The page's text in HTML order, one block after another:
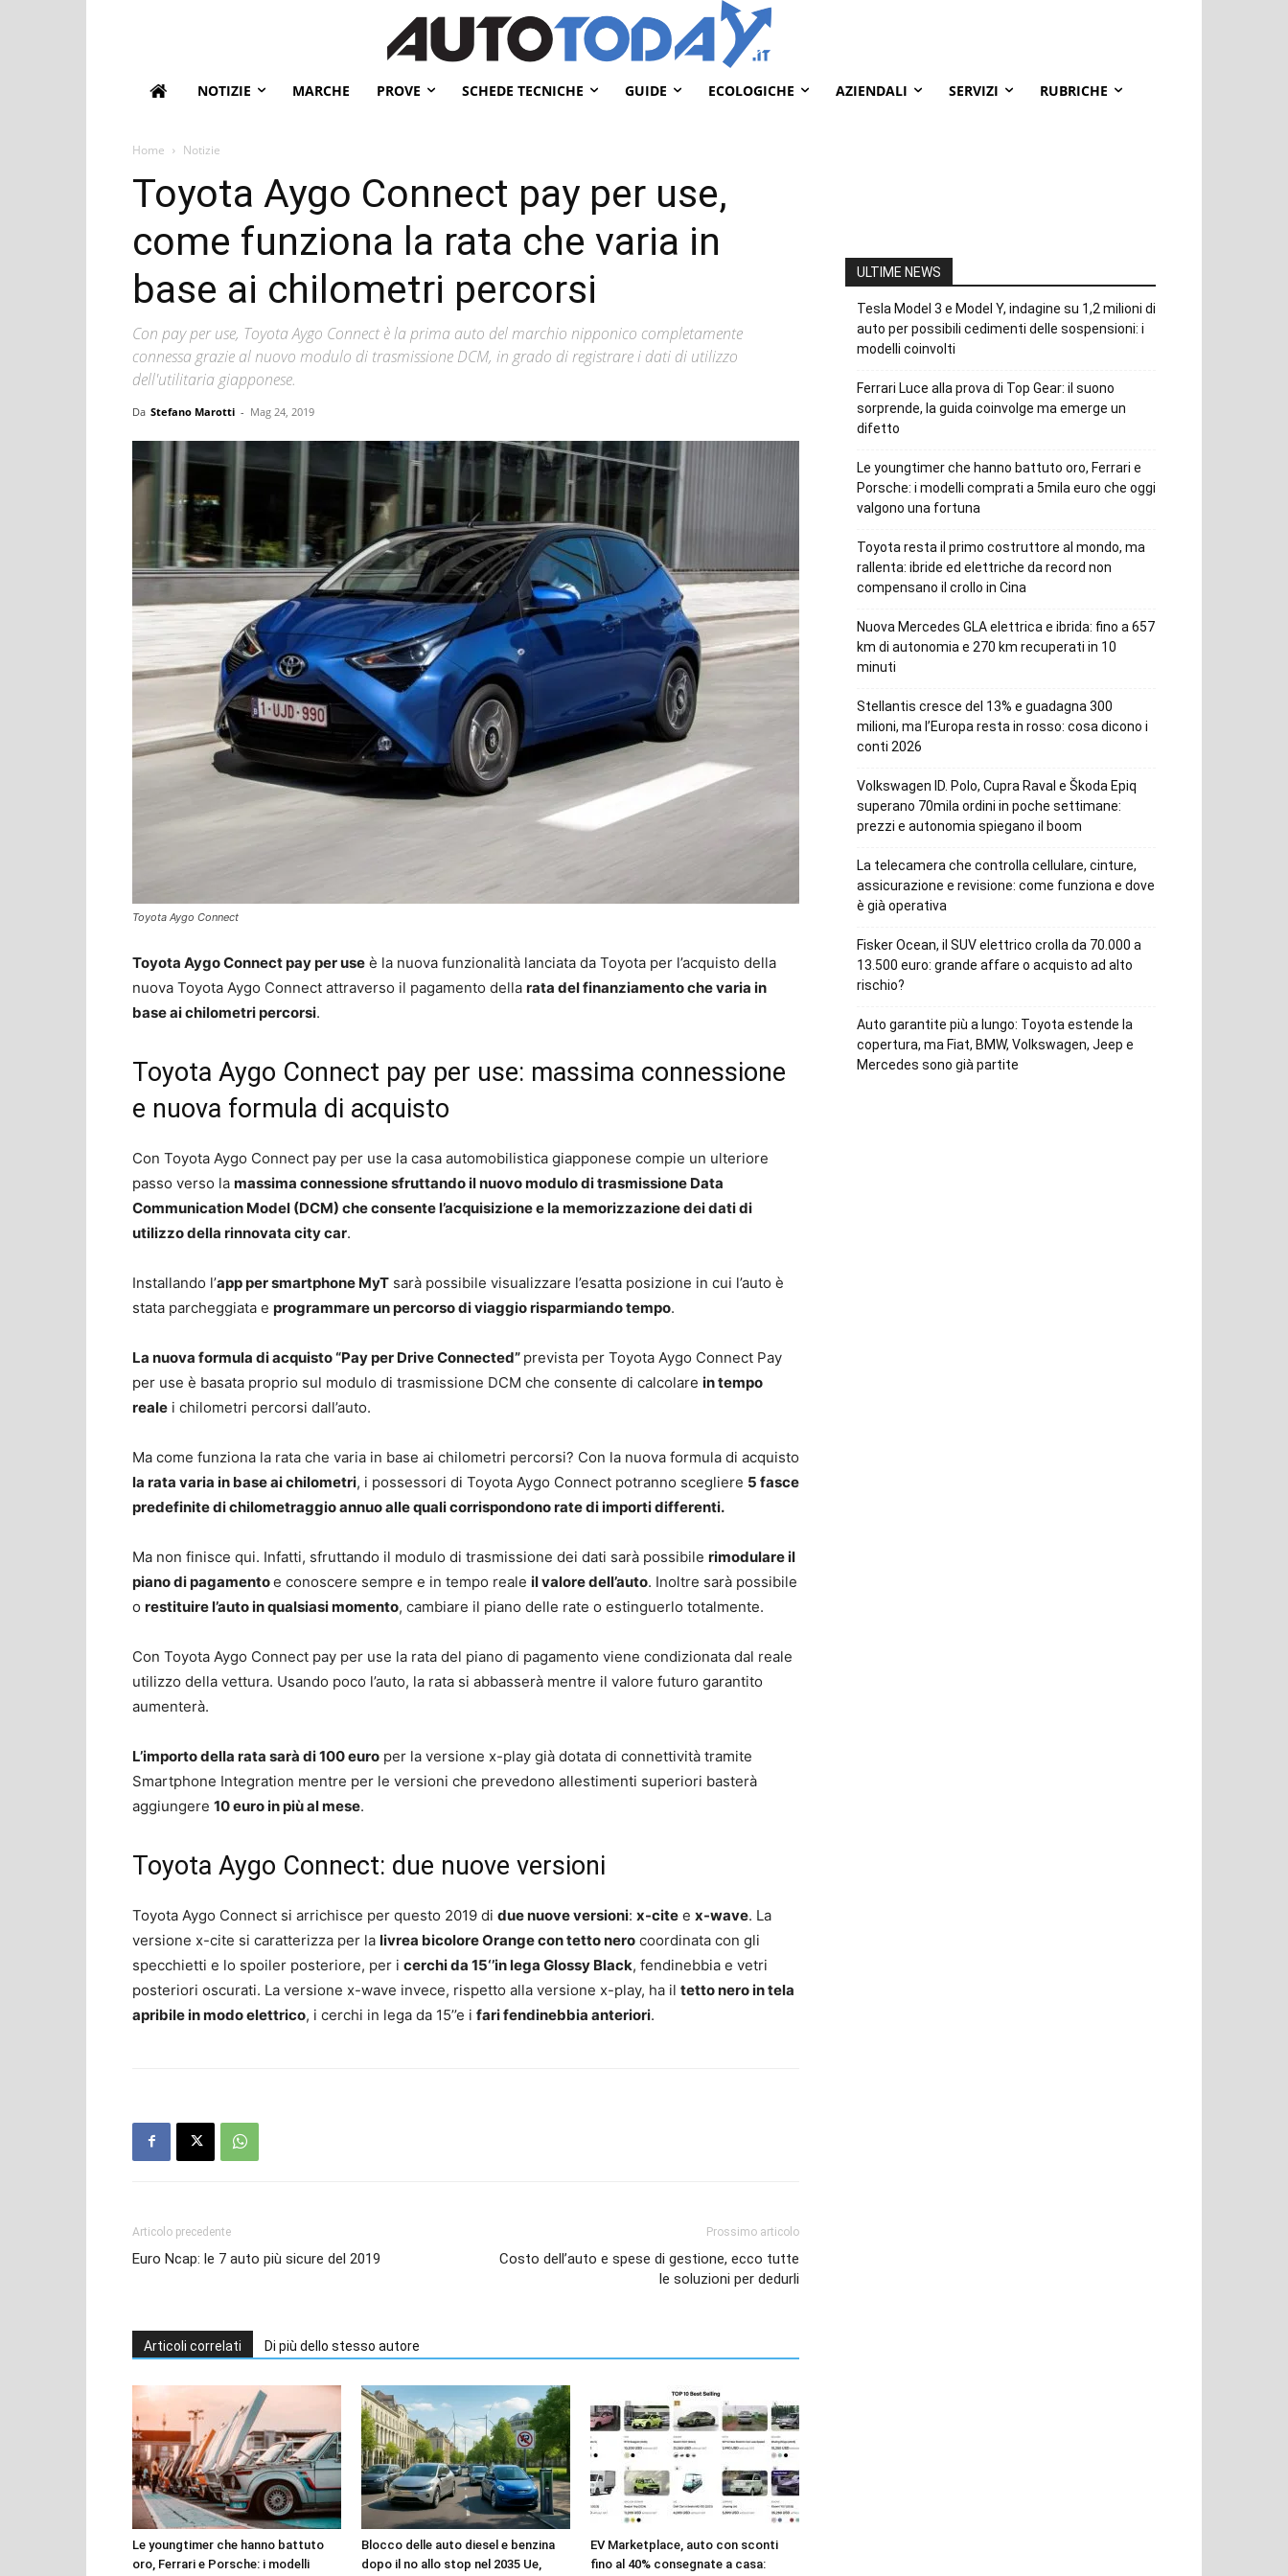
NOTIZIE MARCHE PROVE SCHEDE TECNICHE GUIDE ECOLOGICHE AZIENDALI SERVIZI RUBRICHE
Home Notizie
Toyota Aygo Connect pay per use,
come funziona la rata che varia in
base ai chilometri percorsi
Con pay per use, Toyota Aygo Connect è la prima auto del marchio nipponico completamente
connessa grazie al nuovo modulo di trasmissione DCM, in grado di registrare i dati di utilizzo
dell'utilitaria giapponese.
Da Stefano Marotti - Mag 24, 2019
Toyota Aygo Connect
Toyota Aygo Connect pay per use è la nuova funzionalità lanciata da Toyota per l’acquisto della
nuova Toyota Aygo Connect attraverso il pagamento della rata del finanziamento che varia in
base ai chilometri percorsi.
Toyota Aygo Connect pay per use: massima connessione
e nuova formula di acquisto
Con Toyota Aygo Connect pay per use la casa automobilistica giapponese compie un ulteriore
passo verso la massima connessione sfruttando il nuovo modulo di trasmissione Data
Communication Model (DCM) che consente l’acquisizione e la memorizzazione dei dati di
utilizzo della rinnovata city car.
Installando l’app per smartphone MyT sarà possibile visualizzare l’esatta posizione in cui l’auto è
stata parcheggiata e programmare un percorso di viaggio risparmiando tempo.
La nuova formula di acquisto “Pay per Drive Connected” prevista per Toyota Aygo Connect Pay
per use è basata proprio sul modulo di trasmissione DCM che consente di calcolare in tempo
reale i chilometri percorsi dall’auto.
Ma come funziona la rata che varia in base ai chilometri percorsi? Con la nuova formula di acquisto
la rata varia in base ai chilometri, i possessori di Toyota Aygo Connect potranno scegliere 5 fasce
predefinite di chilometraggio annuo alle quali corrispondono rate di importi differenti.
Ma non finisce qui. Infatti, sfruttando il modulo di trasmissione dei dati sarà possibile rimodulare il
piano di pagamentoe conoscere sempre e in tempo reale il valore dell’auto. Inoltre sarà possibile
o restituire l’auto in qualsiasi momento, cambiare il piano delle rate o estinguerlo totalmente.
Con Toyota Aygo Connect pay per use la rata del piano di pagamento viene condizionata dal reale
utilizzo della vettura. Usando poco l’auto, la rata si abbasserà mentre il valore futuro garantito
aumenterà.
L’importo della rata sarà di 100 euro per la versione x-play già dotata di connettività tramite
Smartphone Integration mentre per le versioni che prevedono allestimenti superiori basterà
aggiungere 10 euro in più al mese.
Toyota Aygo Connect: due nuove versioni
Toyota Aygo Connect si arrichisce per questo 2019 di due nuove versioni: x-cite e x-wave. La
versione x-cite si caratterizza per la livrea bicolore Orange con tetto nero coordinata con gli
specchietti e lo spoiler posteriore, per i cerchi da 15‘’in lega Glossy Black, fendinebbia e vetri
posteriori oscurati. La versione x-wave invece, rispetto alla versione x-play, ha il tetto nero in tela
apribile in modo elettrico, i cerchi in lega da 15’’e i fari fendinebbia anteriori.
Articolo precedente
Euro Ncap: le 7 auto più sicure del 2019
Prossimo articolo
Costo dell’auto e spese di gestione, ecco tutte
le soluzioni per dedurli
Articoli correlati Di più dello stesso autore
Le youngtimer che hanno battuto
oro, Ferrari e Porsche: i modelli
Blocco delle auto diesel e benzina
dopo il no allo stop nel 2035 Ue,
EV Marketplace, auto con sconti
fino al 40% consegnate a casa:
ULTIME NEWS
Tesla Model 3 e Model Y, indagine su 1,2 milioni di
auto per possibili cedimenti delle sospensioni: i
modelli coinvolti
Ferrari Luce alla prova di Top Gear: il suono
sorprende, la guida coinvolge ma emerge un
difetto
Le youngtimer che hanno battuto oro, Ferrari e
Porsche: i modelli comprati a 5mila euro che oggi
valgono una fortuna
Toyota resta il primo costruttore al mondo, ma
rallenta: ibride ed elettriche da record non
compensano il crollo in Cina
Nuova Mercedes GLA elettrica e ibrida: fino a 657
km di autonomia e 270 km recuperati in 10
minuti
Stellantis cresce del 13% e guadagna 300
milioni, ma l’Europa resta in rosso: cosa dicono i
conti 2026
Volkswagen ID. Polo, Cupra Raval e Škoda Epiq
superano 70mila ordini in poche settimane:
prezzi e autonomia spiegano il boom
La telecamera che controlla cellulare, cinture,
assicurazione e revisione: come funziona e dove
è già operativa
Fisker Ocean, il SUV elettrico crolla da 70.000 a
13.500 euro: grande affare o acquisto ad alto
rischio?
Auto garantite più a lungo: Toyota estende la
copertura, ma Fiat, BMW, Volkswagen, Jeep e
Mercedes sono già partite